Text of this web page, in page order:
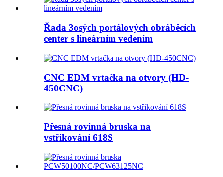
Řada 3osých portálových obráběcích
center s lineárním vedením
CNC EDM vrtačka na otvory (HD-
450CNC)
Přesná rovinná bruska na
vstřikování 618S